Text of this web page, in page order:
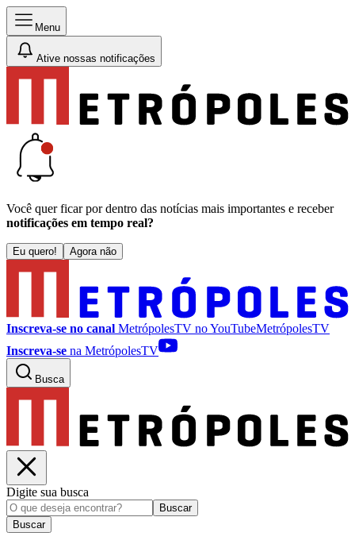
Menu
Ative nossas notificações
Você quer ficar por dentro das notícias mais importantes e receber
notificações em tempo real?
Eu quero! Agora não
Inscreva-se no canal MetrópolesTV noYouTubeMetrópolesTV
Inscreva-se na MetrópolesTV
Busca
Digite sua busca
Buscar
Buscar